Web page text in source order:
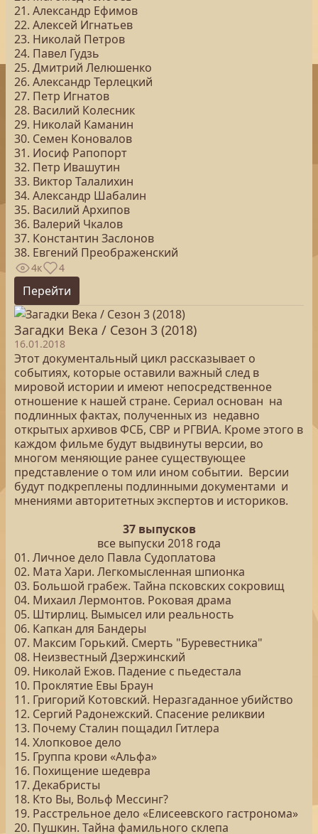
21. Александр Ефимов
22. Алексей Игнатьев
23. Николай Петров
24. Павел Гудзь
25. Дмитрий Лелюшенко
26. Александр Терлецкий
27. Петр Игнатов
28. Василий Колесник
29. Николай Каманин
30. Семен Коновалов
31. Иосиф Рапопорт
32. Петр Ивашутин
33. Виктор Талалихин
34. Александр Шабалин
35. Василий Архипов
36. Валерий Чкалов
37. Константин Заслонов
38. Евгений Преображенский
4к 4
Перейти
Загадки Века / Сезон 3 (2018)
16.01.2018
Этот документальный цикл рассказывает о
событиях, которые оставили важный след в
мировой истории и имеют непосредственное
отношение к нашей стране. Сериал основан на
подлинных фактах, полученных из недавно
открытых архивов ФСБ, СВР и РГВИА. Кроме этого в
каждом фильме будут выдвинуты версии, во
многом меняющие ранее существующее
представление о том или ином событии. Версии
будут подкреплены подлинными документами и
мнениями авторитетных экспертов и историков.
37 выпусков
все выпуски 2018 года
01. Личное дело Павла Судоплатова
02. Мата Хари. Легкомысленная шпионка
03. Большой грабеж. Тайна псковских сокровищ
04. Михаил Лермонтов. Роковая драма
05. Штирлиц. Вымысел или реальность
06. Капкан для Бандеры
07. Максим Горький. Смерть "Буревестника"
08. Неизвестный Дзержинский
09. Николай Ежов. Падение с пьедестала
10. Проклятие Евы Браун
11. Григорий Котовский. Неразгаданное убийство
12. Сергий Радонежский. Спасение реликвии
13. Почему Сталин пощадил Гитлера
14. Хлопковое дело
15. Группа крови «Альфа»
16. Похищение шедевра
17. Декабристы
18. Кто Вы, Вольф Мессинг?
19. Расстрельное дело «Елисеевского гастронома»
20. Пушкин. Тайна фамильного склепа